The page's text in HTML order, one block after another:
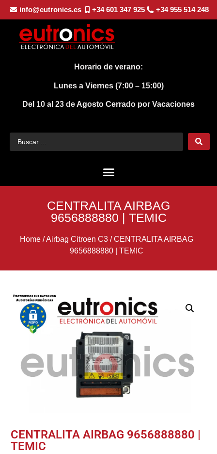
info@eutronics.es +34 601 347 925 +34 955 514 248
Horario de verano:
Lunes a Viernes (7:00 – 15:00)
Del 10 al 23 de Agosto Cerrado por Vacaciones
CENTRALITA AIRBAG
9656888880 | TEMIC
Home/Airbag Citroen C3/CENTRALITA AIRBAG
9656888880 | TEMIC
CENTRALITA AIRBAG 9656888880 |
TEMIC